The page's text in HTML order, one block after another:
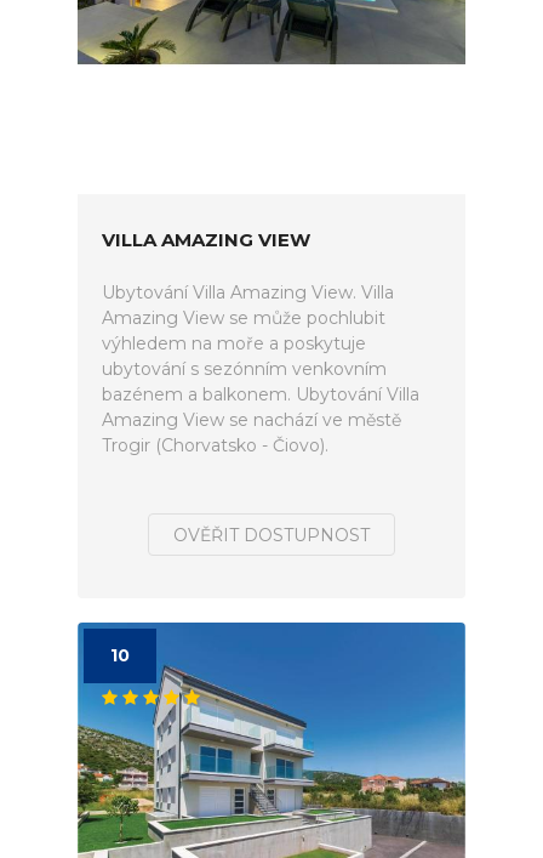
VILLA AMAZING VIEW
Ubytování Villa Amazing View. Villa
Amazing View se může pochlubit
výhledem na moře a poskytuje
ubytování s sezónním venkovním
bazénem a balkonem. Ubytování Villa
Amazing View se nachází ve městě
Trogir (Chorvatsko - Čiovo).
OVĚŘIT DOSTUPNOST
10